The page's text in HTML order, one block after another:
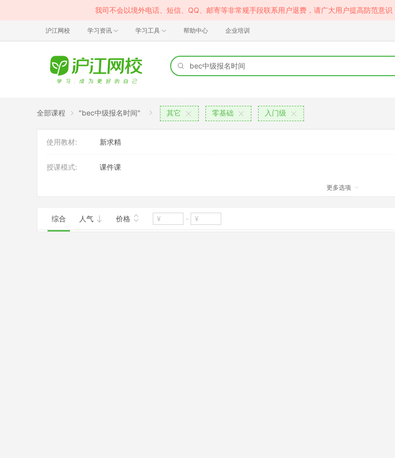
我司不会以境外电话、短信、QQ、邮寄等非常规手段联系用户退费，请广大用户提高防范意
沪江网校 学习资讯 学习工具 帮助中心 企业培训
全部课程 "bec中级报名时间" 其它 零基础 入门级
使用教材: 新求精
授课模式: 课件课
更多选项
综合 人气 价格 -